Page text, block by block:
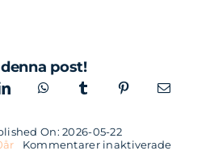
post!
On: 2026-05-22
Kommentarer inaktiveradeför